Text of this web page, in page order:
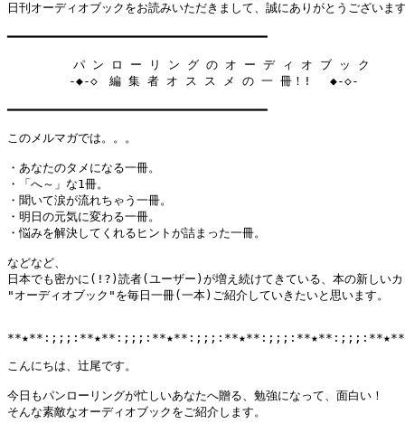
日刊オーディオブックをお読みいただきまして、誠にありがとうございま
━━━━━━━━━━━━━━━━━━━━━━━━━━━━━━━━━━━━
パ ン ロ ー リ ン グ の オ ー デ ィ オ ブ ッ ク
-◆-◇　編 集 者 オ ス ス メ の 一 冊！! 　◆-◇-
━━━━━━━━━━━━━━━━━━━━━━━━━━━━━━━━━━━━
このメルマガでは。。。
・あなたのタメになる一冊。
・「へ～」な1冊。
・聞いて涙が流れちゃう一冊。
・明日の元気に変わる一冊。
・悩みを解決してくれるヒントが詰まった一冊。
などなど、
日本でも密かに(!?)読者(ユーザー)が増え続けてきている、本の新しいカ
"オーディオブック"を毎日一冊(一本)ご紹介していきたいと思います。
こんにちは、辻尾です。
今日もパンローリングが忙しいあなたへ贈る、勉強になって、面白い！
そんな素敵なオーディオブックをご紹介します。